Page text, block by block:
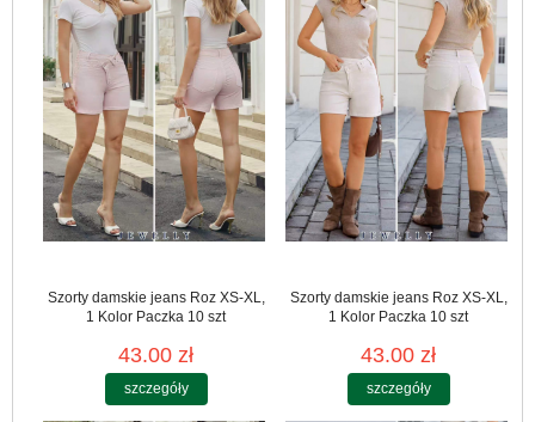
Szorty damskie jeans Roz XS-XL,
1 Kolor Paczka 10 szt
43.00 zł
szczegóły
Szorty damskie jeans Roz XS-XL,
1 Kolor Paczka 10 szt
43.00 zł
szczegóły